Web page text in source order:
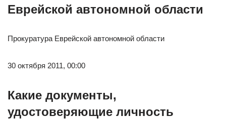
Еврейской автономной области
Прокуратура Еврейской автономной области
30 октября 2011, 00:00
Какие документы,
удостоверяющие личность